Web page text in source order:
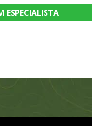
ESPECIALISTA